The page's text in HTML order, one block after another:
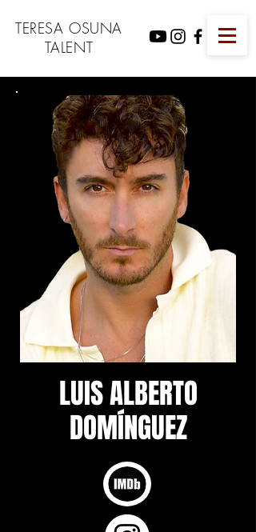
TERESA OSUNA
TALENT
LUIS ALBERTO
DOMÍNGUEZ